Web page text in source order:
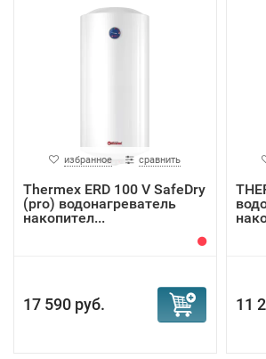
избранное сравнить
Thermex ERD 100 V SafeDry
(pro) водонагреватель
накопител...
17 590 руб. 11